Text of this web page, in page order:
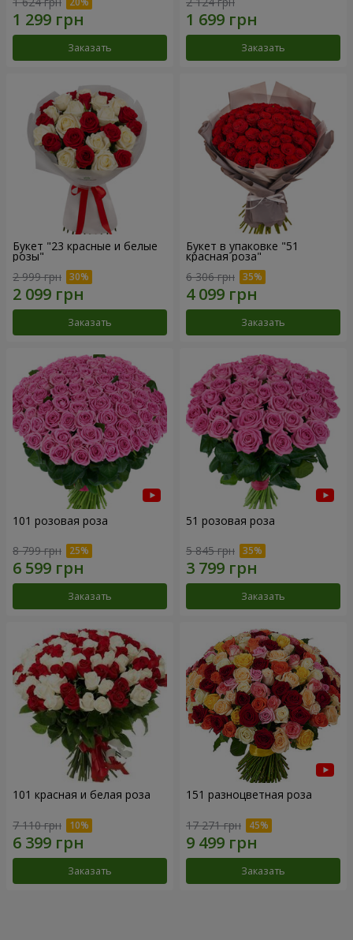
Заказать Заказать
Букет "23 красные и белые
розы"
2 999 грн
Заказать
Букет в упаковке "51
красная роза"
6 306 грн
Заказать
101 розовая роза
8 799 грн
Заказать
51 розовая роза
5 845 грн
Заказать
101 красная и белая роза
7 110 грн
Заказать
151 разноцветная роза
17 271 грн
Заказать